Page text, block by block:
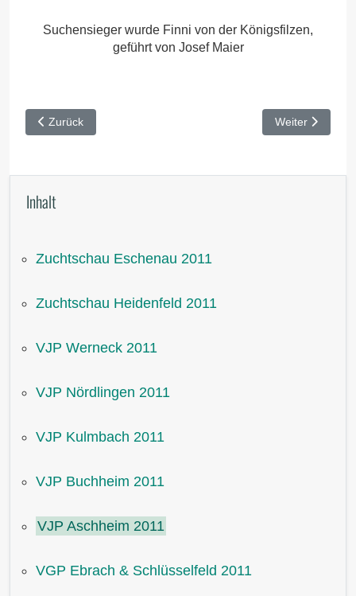
Suchensieger wurde Finni von der Königsfilzen,
geführt von Josef Maier
Vorheriger Beitrag: VJP Buchheim 2011
Zurück Nächster
Weiter
Inhalt
Zuchtschau Eschenau 2011
Zuchtschau Heidenfeld 2011
VJP Werneck 2011
VJP Nördlingen 2011
VJP Kulmbach 2011
VJP Buchheim 2011
VJP Aschheim 2011
VGP Ebrach & Schlüsselfeld 2011